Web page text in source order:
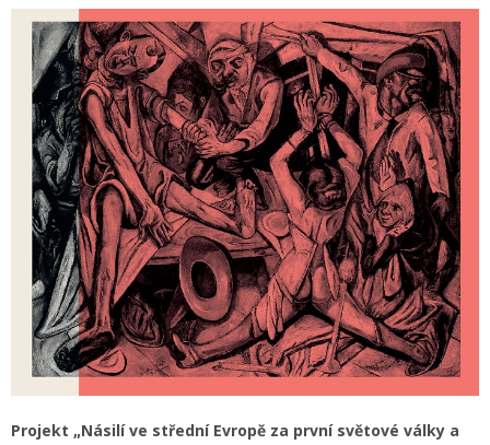
Projekt „Násilí ve střední Evropě za první světové války a